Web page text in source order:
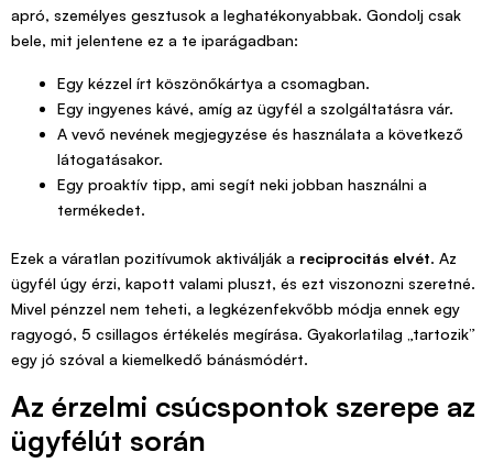
apró, személyes gesztusok a leghatékonyabbak. Gondolj csak
bele, mit jelentene ez a te iparágadban:
Egy kézzel írt köszönőkártya a csomagban.
Egy ingyenes kávé, amíg az ügyfél a szolgáltatásra vár.
A vevő nevének megjegyzése és használata a következő
látogatásakor.
Egy proaktív tipp, ami segít neki jobban használni a
termékedet.
Ezek a váratlan pozitívumok aktiválják a reciprocitás elvét. Az
ügyfél úgy érzi, kapott valami pluszt, és ezt viszonozni szeretné.
Mivel pénzzel nem teheti, a legkézenfekvőbb módja ennek egy
ragyogó, 5 csillagos értékelés megírása. Gyakorlatilag „tartozik”
egy jó szóval a kiemelkedő bánásmódért.
Az érzelmi csúcspontok szerepe az
ügyfélút során